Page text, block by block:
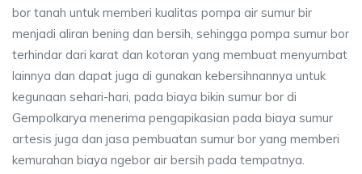
bor tanah untuk memberi kualitas pompa air sumur bir
menjadi aliran bening dan bersih, sehingga pompa sumur bor
terhindar dari karat dan kotoran yang membuat menyumbat
lainnya dan dapat juga di gunakan kebersihnannya untuk
kegunaan sehari-hari, pada biaya bikin sumur bor di
Gempolkarya menerima pengapikasian pada biaya sumur
artesis juga dan jasa pembuatan sumur bor yang memberi
kemurahan biaya ngebor air bersih pada tempatnya.